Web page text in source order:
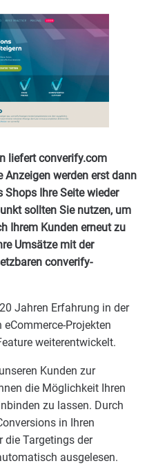
liefert converify.com
Anzeigen werden erst dann
Shops Ihre Seite wieder
sollten Sie nutzen, um
Ihrem Kunden erneut zu
Umsätze mit der
converify-
Jahren Erfahrung in der
Projekten
weiterentwickelt.
Kunden zur
die Möglichkeit Ihren
zu lassen. Durch
in Ihren
die Targetings der
ausgelesen.